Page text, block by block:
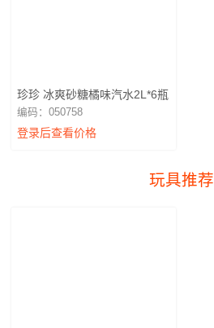
珍珍 冰爽砂糖橘味汽水2L*6瓶
编码：050758
登录后查看价格
玩具推荐